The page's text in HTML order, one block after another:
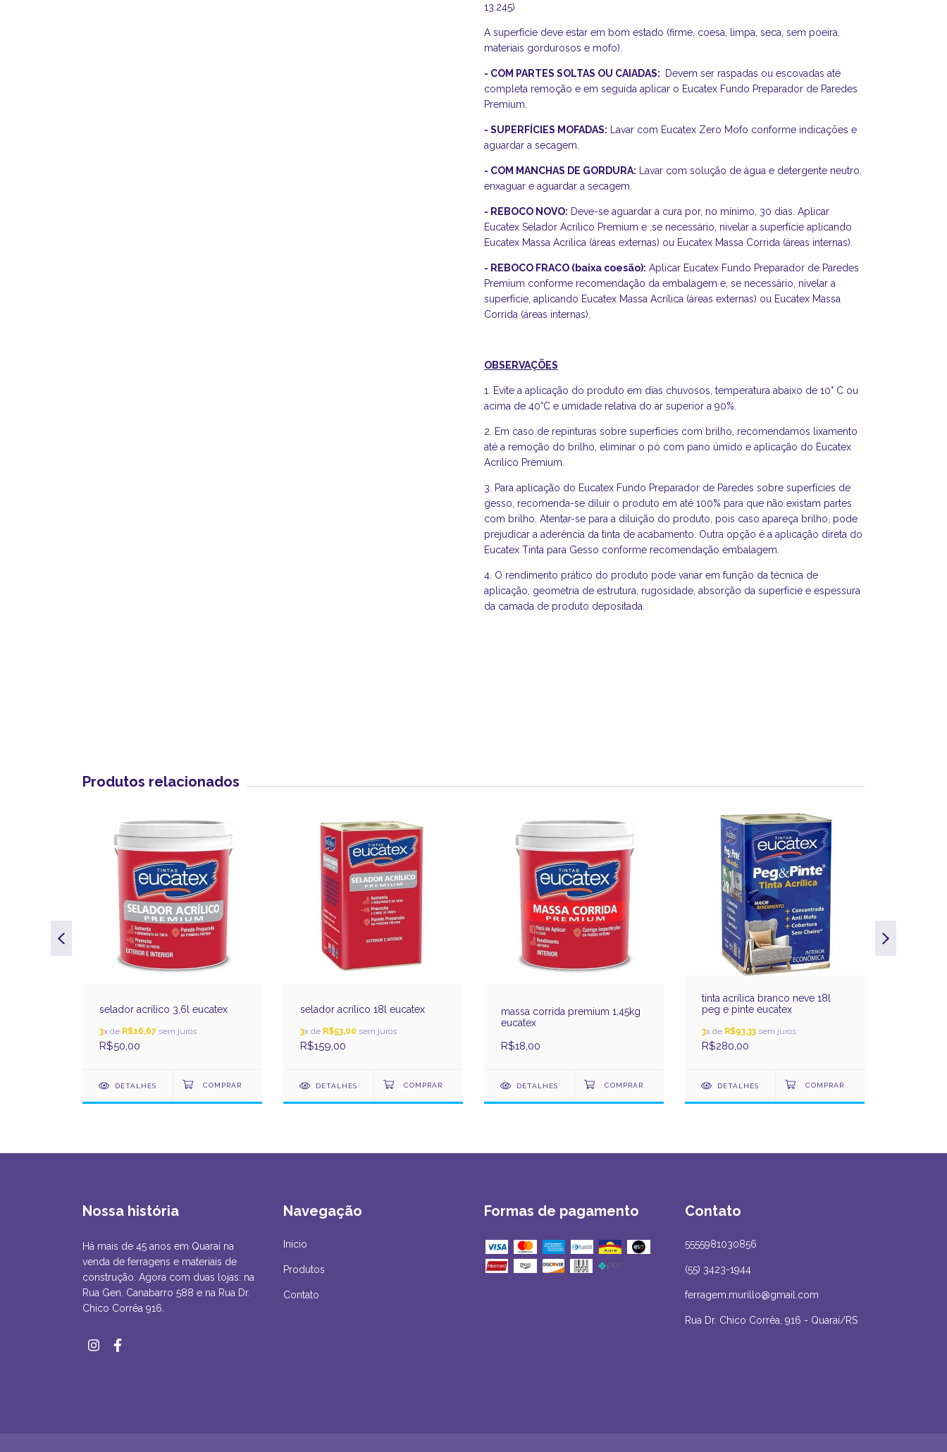
13.245)
A superfície deve estar em bom estado (firme, coesa, limpa, seca, sem poeira,
materiais gordurosos e mofo).
- COM PARTES SOLTAS OU CAIADAS:
Devem ser raspadas ou escovadas até
completa remoção e em seguida aplicar o Eucatex Fundo Preparador de Paredes
Premium.
- SUPERFÍCIES MOFADAS: Lavar com Eucatex Zero Mofo conforme indicações e
aguardar a secagem.
- COM MANCHAS DE GORDURA: Lavar com solução de água e detergente neutro,
enxaguar e aguardar a secagem.
- REBOCO NOVO: Deve-se aguardar a cura por, no mínimo, 30 dias. Aplicar
Eucatex Selador Acrílico Premium e ,se necessário, nivelar a superfície aplicando
Eucatex Massa Acrílica (áreas externas) ou Eucatex Massa Corrida (áreas internas).
- REBOCO FRACO (baixa coesão): Aplicar Eucatex Fundo Preparador de Paredes
Premium conforme recomendação da embalagem e, se necessário, nivelar a
superfície, aplicando Eucatex Massa Acrílica (áreas externas) ou Eucatex Massa
Corrida (áreas internas).
OBSERVAÇÕES
1. Evite a aplicação do produto em dias chuvosos, temperatura abaixo de 10° C ou
acima de 40°C e umidade relativa do ar superior a 90%.
2. Em caso de repinturas sobre superfícies com brilho, recomendamos lixamento
até a remoção do brilho, eliminar o pó com pano úmido e aplicação do Eucatex
Acrílico Premium.
3. Para aplicação do Eucatex Fundo Preparador de Paredes sobre superfícies de
gesso, recomenda-se diluir o produto em até 100% para que não existam partes
com brilho. Atentar-se para a diluição do produto, pois caso apareça brilho, pode
prejudicar a aderência da tinta de acabamento. Outra opção é a aplicação direta do
Eucatex Tinta para Gesso conforme recomendação embalagem.
4. O rendimento prático do produto pode variar em função da técnica de
aplicação, geometria de estrutura, rugosidade, absorção da superfície e espessura
da camada de produto depositada.
Produtos relacionados
selador acrílico 3,6l eucatex
3x de R$16,67 sem juros
R$50,00
DETALHES
selador acrílico 18l eucatex
3x de R$53,00 sem juros
R$159,00
DETALHES
massa corrida premium 1,45kg
eucatex
R$18,00
DETALHES
tinta acrílica branco neve 18l
peg e pinte eucatex
3x de R$93,33 sem juros
R$280,00
DETALHES
Nossa história
Há mais de 45 anos em Quaraí na
venda de ferragens e materiais de
construção. Agora com duas lojas: na
Rua Gen. Canabarro 588 e na Rua Dr.
Chico Corrêa 916.
Navegação
Início
Produtos
Contato
Formas de pagamento Contato
5555981030856
(55) 3423-1944
ferragem.murillo@gmail.com
Rua Dr. Chico Corrêa, 916 - Quaraí/RS